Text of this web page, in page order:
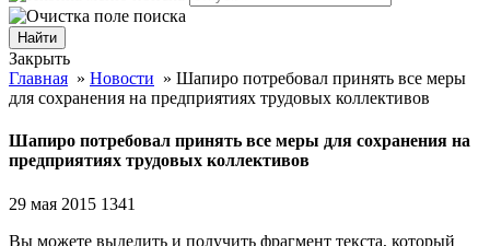
Закрыть
Главная » Новости » Шапиро потребовал принять все меры
для сохранения на предприятиях трудовых коллективов
Шапиро потребовал принять все меры для сохранения на
предприятиях трудовых коллективов
29 мая 2015 1341
Вы можете выделить и получить фрагмент текста, который